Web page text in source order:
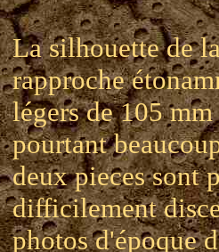
La silhouette de
rapproche
légers de 105
pourtant
deux pieces sont
difficilement
photos d'époque